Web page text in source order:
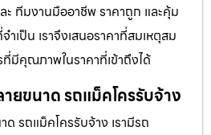
ทีมงานมืออาชีพ ราคาถูก และคุ้ม
เป็น เราจึงเสนอราคาที่สมเหตุสม
มีคุณภาพในราคาที่เข้าถึงได้
ายขนาด รถแม็คโครรับจ้าง
ด รถแม็คโครรับจ้าง เรามีรถ